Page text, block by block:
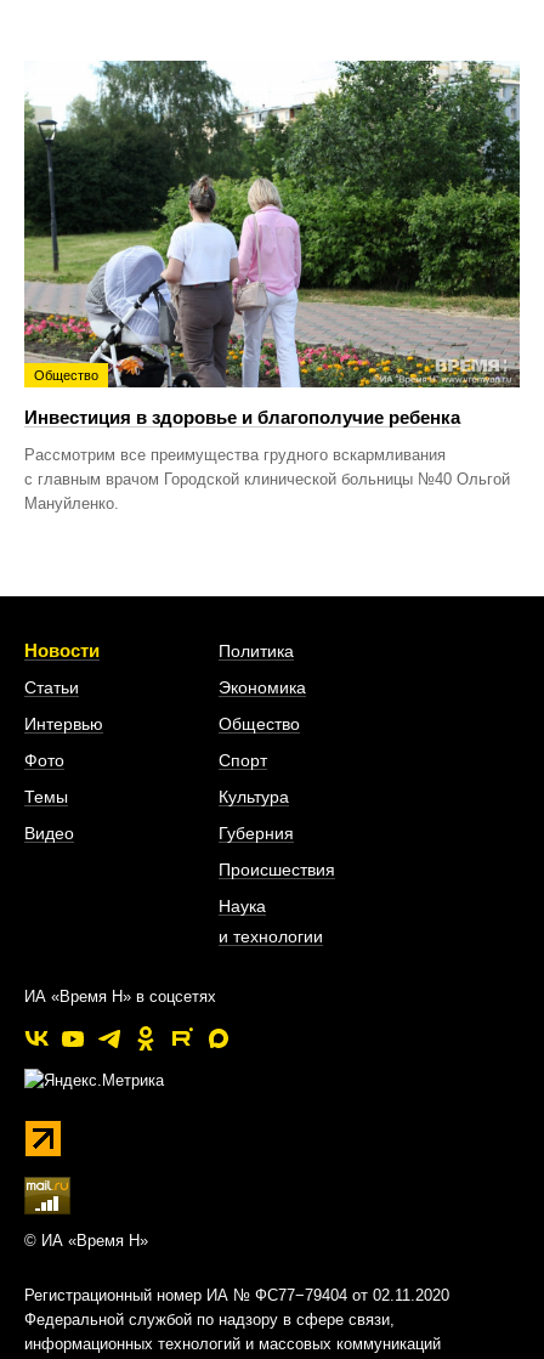
Общество
Инвестиция в здоровье и благополучие ребенка
Рассмотрим все преимущества грудного вскармливания
с главным врачом Городской клинической больницы №40 Ольгой
Мануйленко.
Новости
Статьи
Интервью
Фото
Темы
Видео
Политика
Экономика
Общество
Спорт
Культура
Губерния
Происшествия
Наука
и технологии
ИА «Время Н» в соцсетях
© ИА «Время Н»
Регистрационный номер ИА № ФС77−79404 от 02.11.2020
Федеральной службой по надзору в сфере связи,
информационных технологий и массовых коммуникаций